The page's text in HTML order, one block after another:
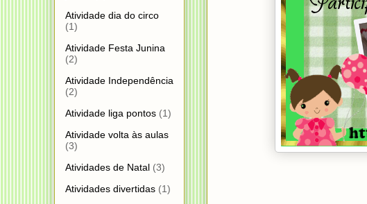
Atividade dia do circo
(1)
Atividade Festa Junina
(2)
Atividade Independência
(2)
Atividade liga pontos (1)
Atividade volta às aulas
(3)
Atividades de Natal (3)
Atividades divertidas (1)